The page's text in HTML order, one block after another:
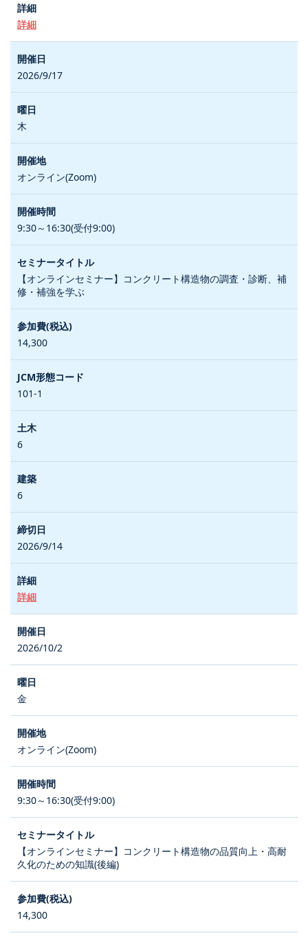
詳細
2026/9/17
木
オンライン(Zoom)
9:30～16:30(受付9:00)
【オンラインセミナー】コンクリート構造物の調査・診断、補
修・補強を学ぶ
14,300
101-1
6
6
2026/9/14
詳細
2026/10/2
金
オンライン(Zoom)
9:30～16:30(受付9:00)
【オンラインセミナー】コンクリート構造物の品質向上・高耐
久化のための知識(後編)
14,300